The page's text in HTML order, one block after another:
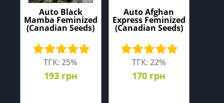
Auto Black
Mamba Feminized
(Canadian Seeds)
ТГК: 25%
193 грн
Auto Afghan
Express Feminized
(Canadian Seeds)
ТГК: 22%
170 грн